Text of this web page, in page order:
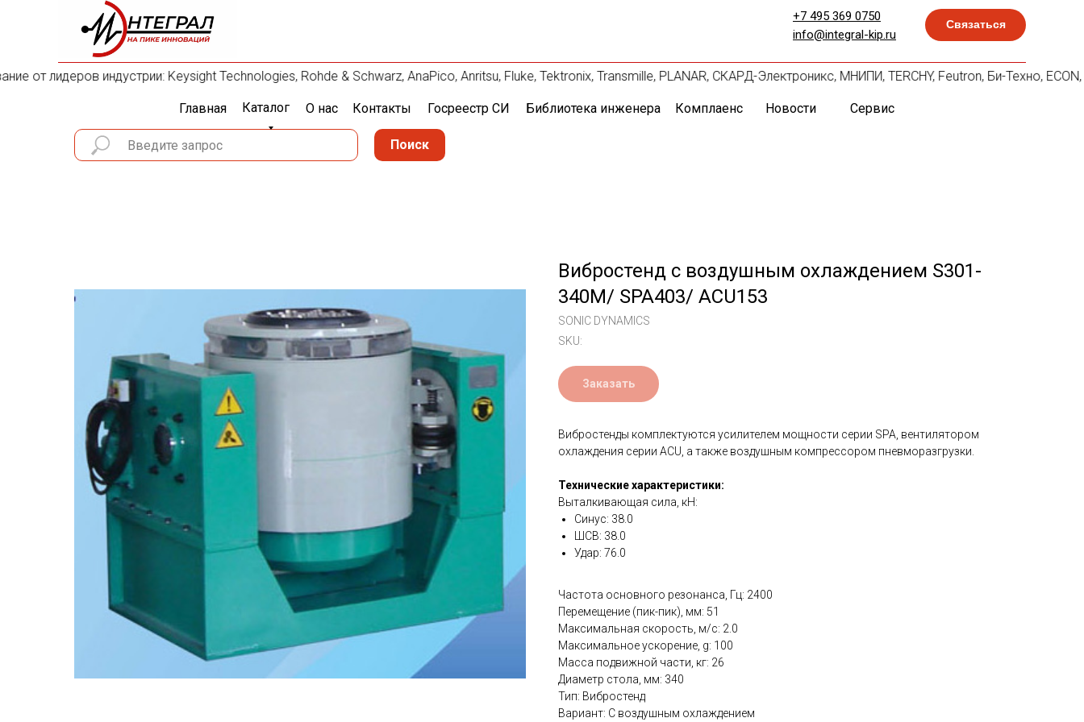
Связаться
+7 495 369 0750
info@integral-kip.ru
от лидеров индустрии: Keysight Technologies, Rohde & Schwarz, AnaPico, Anritsu, Fluke, Tektronix, Transmille, PLANAR, СКАРД-Электроникс, МНИПИ, TERCHY, Feutron, Би-Техно, ECON,
Главная Каталог О нас Контакты Госреестр СИ Библиотека инженера Комплаенс Новости Сервис
Поиск
Вибростенд с воздушным охлаждением S301-
340M/ SPA403/ ACU153
SONIC DYNAMICS
SKU:
Заказать
Вибростенды комплектуются усилителем мощности серии SPA, вентилятором
охлаждения серии ACU, а также воздушным компрессором пневморазгрузки.
Технические характеристики:
Выталкивающая сила, кН:
Синус: 38.0
ШСВ: 38.0
Удар: 76.0
Частота основного резонанса, Гц: 2400
Перемещение (пик-пик), мм: 51
Максимальная скорость, м/с: 2.0
Максимальное ускорение, g: 100
Масса подвижной части, кг: 26
Диаметр стола, мм: 340
Тип: Вибростенд
Вариант: С воздушным охлаждением